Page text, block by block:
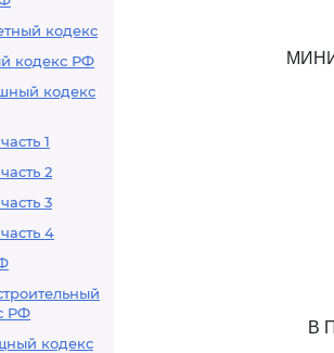
кодекс
кодекс РФ
кодекс
1
2
3
4
РФ
кодекс
В